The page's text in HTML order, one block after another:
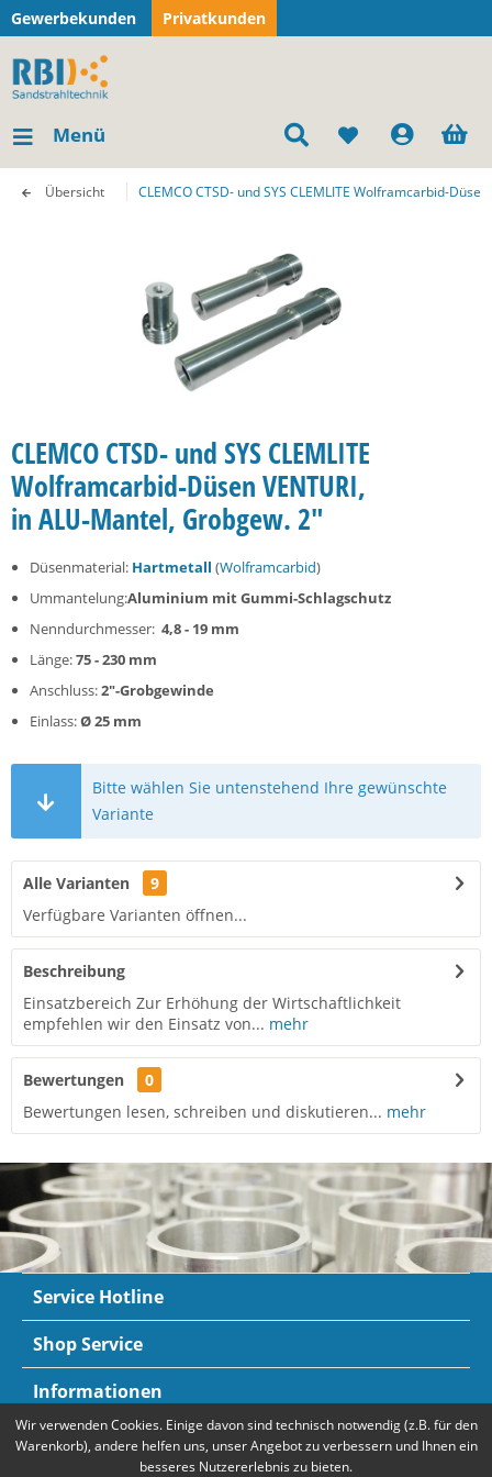
Gewerbekunden Privatkunden
Menü
Übersicht CLEMCO CTSD- und SYS CLEMLITE Wolframcarbid-Düsen
CLEMCO CTSD- und SYS CLEMLITE
Wolframcarbid-Düsen VENTURI,
in ALU-Mantel, Grobgew. 2"
Düsenmaterial: Hartmetall (Wolframcarbid)
Ummantelung:Aluminium mit Gummi-Schlagschutz
Nenndurchmesser: 4,8 - 19 mm
Länge:75 - 230 mm
Anschluss:2"-Grobgewinde
Einlass:Ø 25 mm
Bitte wählen Sie untenstehend Ihre gewünschte
Variante
Alle Varianten
9
Verfügbare Varianten öffnen...
Beschreibung
Einsatzbereich Zur Erhöhung der Wirtschaftlichkeit
empfehlen wir den Einsatz von... mehr
Bewertungen
0
Bewertungen lesen, schreiben und diskutieren... mehr
Service Hotline
Shop Service
Informationen
Newsletter
Wir verwenden Cookies. Einige davon sind technisch notwendig (z.B. für den
Warenkorb), andere helfen uns, unser Angebot zu verbessern und Ihnen ein
besseres Nutzererlebnis zu bieten.